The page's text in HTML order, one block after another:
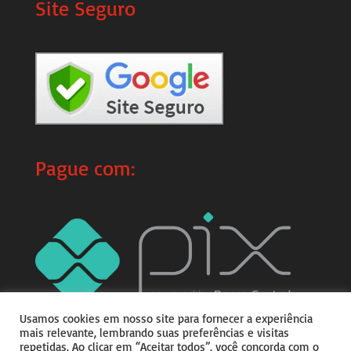
Site Seguro
Pague com:
Usamos cookies em nosso site para fornecer a experiência
mais relevante, lembrando suas preferências e visitas
repetidas. Ao clicar em “Aceitar todos”, você concorda com o